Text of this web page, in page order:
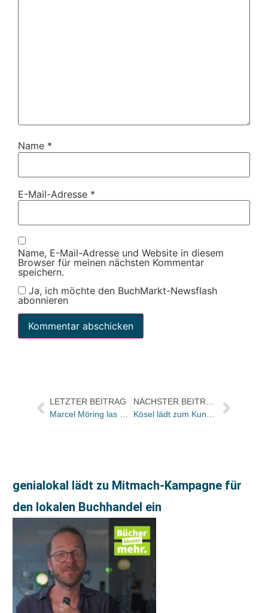
Name *
E-Mail-Adresse *
Name, E-Mail-Adresse und Website in diesem
Browser für meinen nächsten Kommentar
speichern.
Ja, ich möchte den BuchMarkt-Newsflash
abonnieren
LETZTER BEITRAG
genialokal lädt zu Mitmach-Kampagne für
den lokalen Buchhandel ein